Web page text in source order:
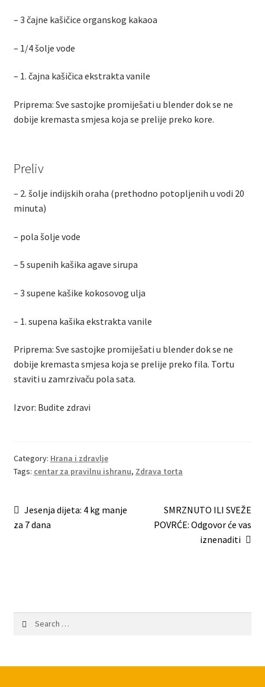
– 3 čajne kašičice organskog kakaoa
– 1/4 šolje vode
– 1. čajna kašičica ekstrakta vanile
Priprema: Sve sastojke promiješati u blender dok se ne
dobije kremasta smjesa koja se prelije preko kore.
Preliv
– 2. šolje indijskih oraha (prethodno potopljenih u vodi 20
minuta)
– pola šolje vode
– 5 supenih kašika agave sirupa
– 3 supene kašike kokosovog ulja
– 1. supena kašika ekstrakta vanile
Priprema: Sve sastojke promiješati u blender dok se ne
dobije kremasta smjesa koja se prelije preko fila. Tortu
staviti u zamrzivaču pola sata.
Izvor: Budite zdravi
Category: Hrana i zdravlje
Tags: centar za pravilnu ishranu, Zdrava torta
Post
navigation
Previous
post:
Jesenja dijeta: 4 kg manje
za 7 dana
Next
post:
SMRZNUTO ILI SVEŽE
POVRĆE: Odgovor će vas
iznenaditi